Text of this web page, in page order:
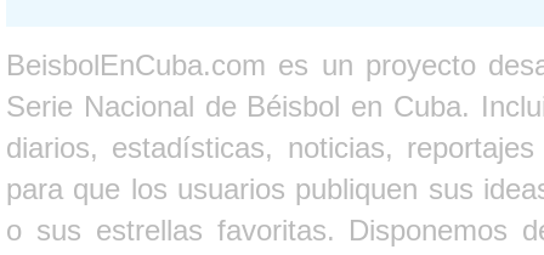
BeisbolEnCuba.com es un proyecto
Serie Nacional de Béisbol en Cuba.
diarios, estadísticas, noticias,
para que los usuarios publiquen sus
o sus estrellas favoritas. Disponemos